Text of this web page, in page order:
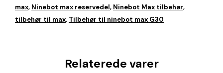
max, Ninebot max reservedel, Ninebot Max tilbehør,
tilbehør til max, Tilbehør til ninebot max G30
Relaterede varer